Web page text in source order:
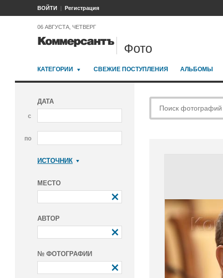
ВОЙТИ Регистрация
06 АВГУСТА, ЧЕТВЕРГ
Фото
КАТЕГОРИИ СВЕЖИЕ ПОСТУПЛЕНИЯ АЛЬБОМЫ
ДАТА
с
по
ИСТОЧНИК
МЕСТО
АВТОР
№ ФОТОГРАФИИ